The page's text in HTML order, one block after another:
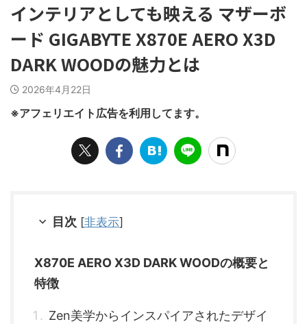
インテリアとしても映える マザーボ
ード GIGABYTE X870E AERO X3D
DARK WOODの魅力とは
2026年4月22日
※アフェリエイト広告を利用してます。
目次 [非表示]
X870E AERO X3D DARK WOODの概要と
特徴
Zen美学からインスパイアされたデザイ